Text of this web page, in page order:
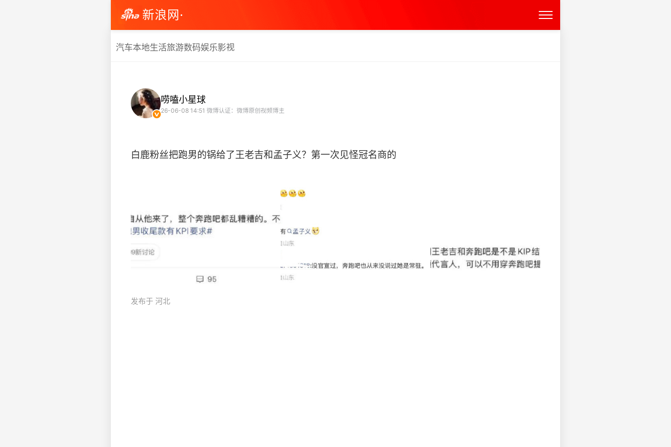
新浪网·
汽车本地生活旅游数码娱乐影视
唠嗑小星球
26-06-08 14:51 微博认证：微博原创视频博主
白鹿粉丝把跑男的锅给了王老吉和孟子义？第一次见怪冠名商的 ​
发布于 河北